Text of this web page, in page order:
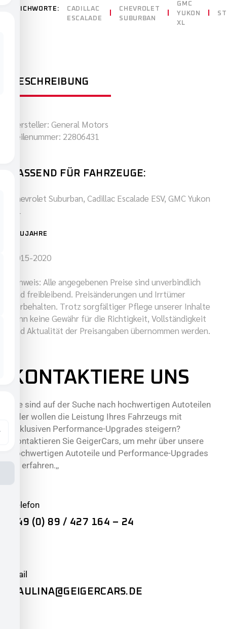
STICHWORTE:
CADILLAC
ESCALADE
CHEVROLET
SUBURBAN
GMC
YUKON
XL
BESCHREIBUNG
Hersteller: General Motors
Teilenummer: 22806431
PASSEND FÜR FAHRZEUGE:
Chevrolet Suburban, Cadillac Escalade ESV, GMC Yukon
BAUJAHRE
2015-2020
Hinweis: Alle angegebenen Preise sind unverbindlich
und freibleibend. Preisänderungen und Irrtümer
vorbehalten. Trotz sorgfältiger Pflege unserer Inhalte
kann keine Gewähr für die Richtigkeit, Vollständigkeit
und Aktualität der Preisangaben übernommen werden.
KONTAKTIERE UNS
Sie sind auf der Suche nach hochwertigen Autoteilen
oder wollen die Leistung Ihres Fahrzeugs mit
exklusiven Performance-Upgrades steigern?
Kontaktieren Sie GeigerCars, um mehr über unsere
hochwertigen Autoteile und Performance-Upgrades
zu erfahren.,,
Telefon
+49 (0) 89 / 427 164 – 24
Mail
PAULINA@GEIGERCARS.DE